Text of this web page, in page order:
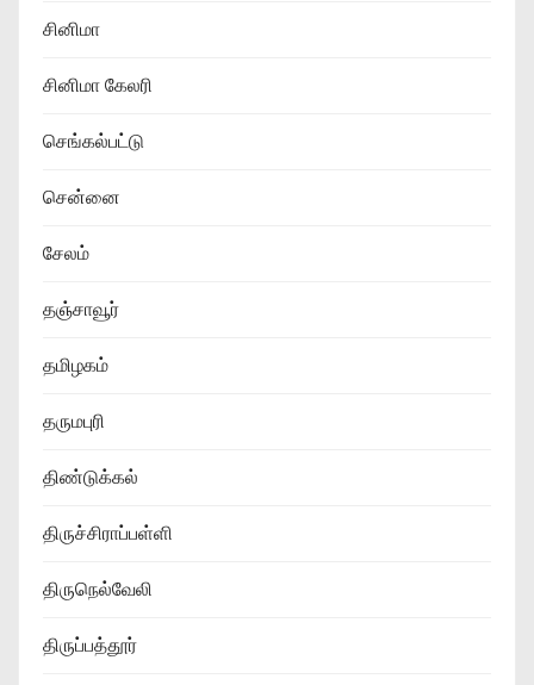
சினிமா
சினிமா கேலரி
செங்கல்பட்டு
சென்னை
சேலம்
தஞ்சாவூர்
தமிழகம்
தருமபுரி
திண்டுக்கல்
திருச்சிராப்பள்ளி
திருநெல்வேலி
திருப்பத்தூர்